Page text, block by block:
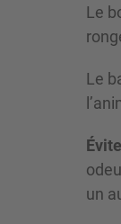
Le
Le
un